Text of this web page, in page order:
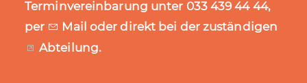
Terminvereinbarung unter 033 439 44 44,
per
Mail oder direkt bei der zuständigen
Abteilung.